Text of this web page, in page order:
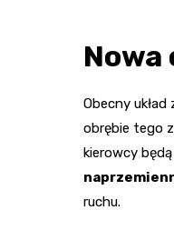
Obecny
obrębie tego
kierowcy
ruchu.